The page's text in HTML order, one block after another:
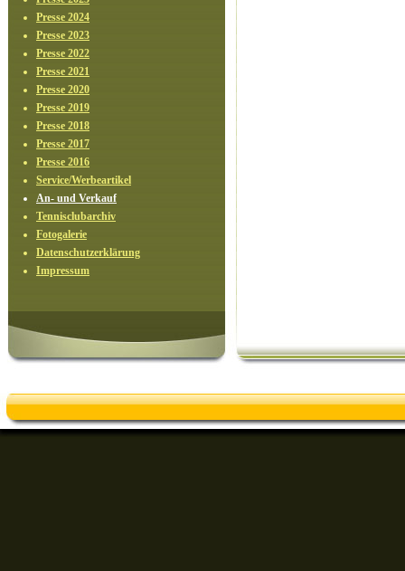
Presse 2024
Presse 2023
Presse 2022
Presse 2021
Presse 2020
Presse 2019
Presse 2018
Presse 2017
Presse 2016
Service/Werbeartikel
An- und Verkauf
Tennisclubarchiv
Fotogalerie
Datenschutzerklärung
Impressum